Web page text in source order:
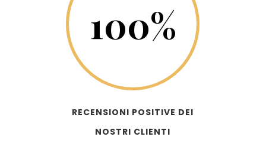
100%
RECENSIONI POSITIVE DEI
NOSTRI CLIENTI